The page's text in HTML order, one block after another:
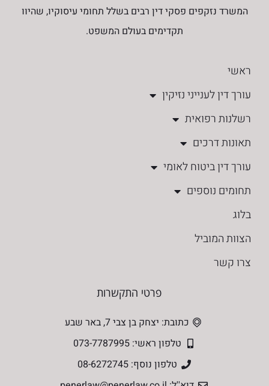
המשרד נזקפים פסקי דין רבים בשלל תחומי עיסוקיו, שהיוו
תקדימים בעולם המשפט.
ראשי
עורך דין לענייני נזיקין
רשלנות רפואית
תאונות דרכים
עורך דין ביטוח לאומי
תחומים נוספים
בלוג
הצוות המוביל
צרו קשר
פרטי התקשרות
כתובת: יצחק בן צבי 7, באר שבע
טלפון ראשי: 073-7787995
טלפון נוסף: 08-6272745